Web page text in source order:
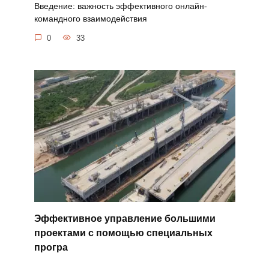
Введение: важность эффективного онлайн-
командного взаимодействия
0 33
Эффективное управление большими
проектами с помощью специальных
програ